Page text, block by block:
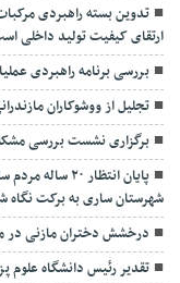
تدوین بسته راهبردی
ارتقای کیفیت تولید داخلی
بررسی برنامه راهبردی
تجلیل از ووشوکاران
برگزاری نشست بررسی
پایان انتظار
شهرستان ساری به برکت نگاه
درخشش دختران مازنی در
تقدیر رئیس دانشگاه علوم